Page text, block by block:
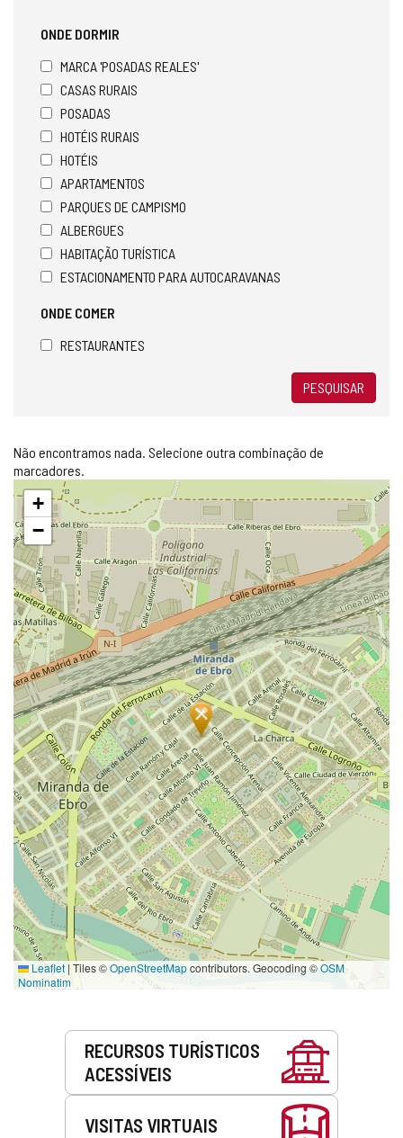
ONDE DORMIR
MARCA 'POSADAS REALES'
CASAS RURAIS
POSADAS
HOTÉIS RURAIS
HOTÉIS
APARTAMENTOS
PARQUES DE CAMPISMO
ALBERGUES
HABITAÇÃO TURÍSTICA
ESTACIONAMENTO PARA AUTOCARAVANAS
ONDE COMER
RESTAURANTES
PESQUISAR
Não encontramos nada. Selecione outra combinação de
marcadores.
Pular
mapa
+
−
Leaflet | Tiles ©OpenStreetMapcontributors. Geocoding ©OSM
Nominatim
RECURSOS TURÍSTICOS
ACESSÍVEIS
VISITAS VIRTUAIS